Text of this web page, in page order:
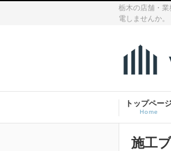
栃木の店舗・
電しませんか。
トップペー
Home
施工